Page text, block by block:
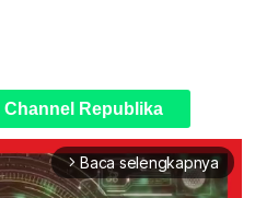
Channel Republika
arrow_forward_ios Baca selengkapnya